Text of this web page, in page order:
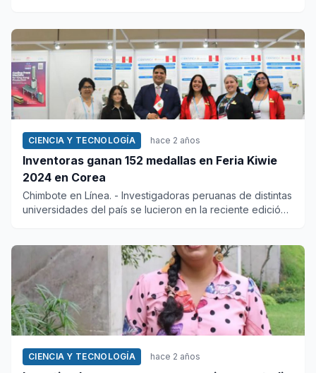
CIENCIA Y TECNOLOGÍA hace 2 años
Inventoras ganan 152 medallas en Feria Kiwie
2024 en Corea
Chimbote en Línea. - Investigadoras peruanas de distintas
universidades del país se lucieron en la reciente edición
CIENCIA Y TECNOLOGÍA hace 2 años